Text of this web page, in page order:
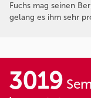
Fuchs mag seinen
gelang es ihm sehr
3019